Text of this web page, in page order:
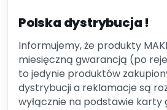
Polska dystrybucja !
Informujemy, że produkty
miesięczną gwarancją (po
to jedynie produktów
dystrybucji a reklamacje są
wyłącznie na podstawie karty